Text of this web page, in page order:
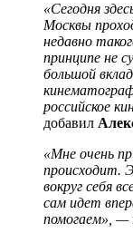
«Сегодня
Москвы
недавно
принципе не
большой
российское
добавил
«Мне очень
происходит.
вокруг себя
сам идет
помогаем», —